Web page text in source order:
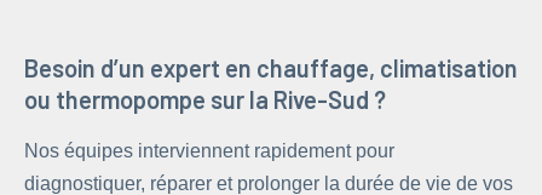
Besoin d’un expert en chauffage, climatisation
ou thermopompe sur la Rive-Sud ?
Nos équipes interviennent rapidement pour
diagnostiquer, réparer et prolonger la durée de vie de vos